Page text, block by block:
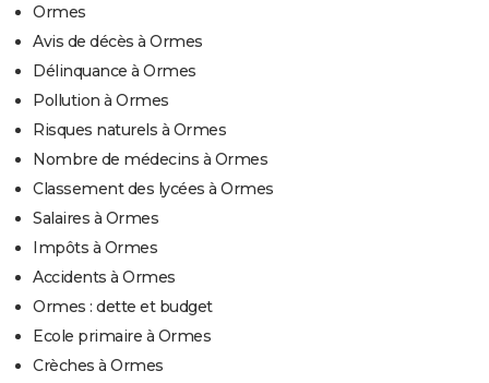
Ormes
Avis de décès à Ormes
Délinquance à Ormes
Pollution à Ormes
Risques naturels à Ormes
Nombre de médecins à Ormes
Classement des lycées à Ormes
Salaires à Ormes
Impôts à Ormes
Accidents à Ormes
Ormes : dette et budget
Ecole primaire à Ormes
Crèches à Ormes